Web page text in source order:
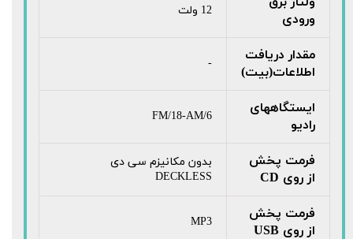
ورودی
12 ولت
مقدار دریافت
اطلاعات(بیت)
-
ایستگاههای
رادیو
FM/18-AM/6
فرمت پخش
از روی CD
بدون مکانیزم سی دی
DECKLESS
فرمت پخش
از روی USB
MP3